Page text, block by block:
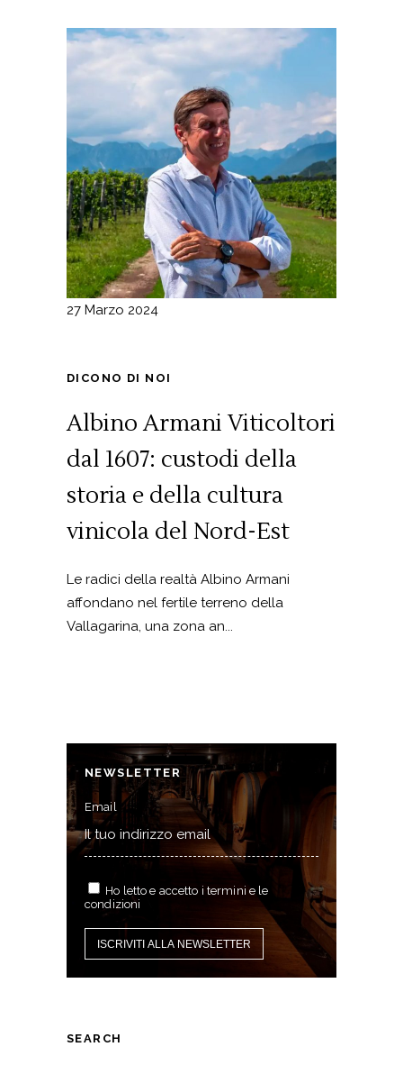
27 Marzo 2024
DICONO DI NOI
Albino Armani Viticoltori
dal 1607: custodi della
storia e della cultura
vinicola del Nord-Est
Le radici della realtà Albino Armani
affondano nel fertile terreno della
Vallagarina, una zona an...
NEWSLETTER
Email
Ho letto e accetto i termini e le
condizioni
SEARCH